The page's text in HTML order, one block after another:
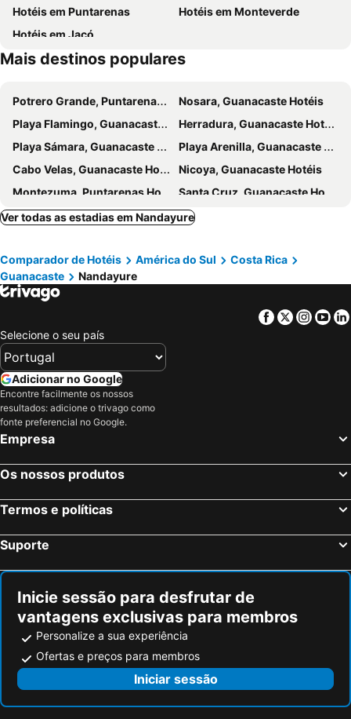
Hotéis em Puntarenas
Hotéis em Monteverde
Hotéis em Jacó
Mais destinos populares
Potrero Grande, Puntarenas Hotéis
Nosara, Guanacaste Hotéis
Playa Flamingo, Guanacaste Hotéis
Herradura, Guanacaste Hotéis
Playa Sámara, Guanacaste Hotéis
Playa Arenilla, Guanacaste Hotéis
Cabo Velas, Guanacaste Hotéis
Nicoya, Guanacaste Hotéis
Montezuma, Puntarenas Hotéis
Santa Cruz, Guanacaste Hotéis
Sámara, Hotéis
San Ramón, Alajuela Hotéis
Playa Grande, Guanacaste Hotéis
Huacas, Guanacaste Hotéis
Tilarán, Guanacaste Hotéis
Playa Panama, Guanacaste Hotéis
San Francisco de Coyote, Guanacaste Hotéis
La Fortuna, Alajuela Hotéis
Praia Tamarindo, Guanacaste Hotéis
Playa Tambor, Puntarenas Hotéis
Playa Hermosa, Guanacaste Hotéis
Puntarenas, Puntarenas Hotéis
Liberia, Guanacaste Hotéis
Quepos, Puntarenas Hotéis
Tortuguero, Limón Hotéis
Ver todas as estadias em Nandayure
Comparador de Hotéis América do Sul
Costa Rica
Guanacaste
Nandayure
Facebook
Twitter
Selecione o seu país
Adicionar no Google
Encontre facilmente os nossos
resultados: adicione o trivago como
fonte preferencial no Google.
Empresa
Os nossos produtos
Termos e políticas
Suporte
Inicie sessão para desfrutar de
vantagens exclusivas para membros
Personalize a sua experiência
Ofertas e preços para membros
Iniciar sessão